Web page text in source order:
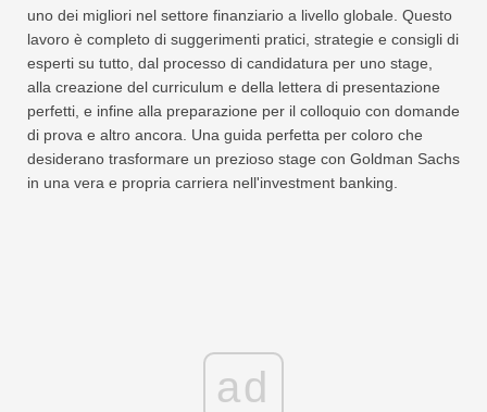
uno dei migliori nel settore finanziario a livello globale. Questo
lavoro è completo di suggerimenti pratici, strategie e consigli di
esperti su tutto, dal processo di candidatura per uno stage,
alla creazione del curriculum e della lettera di presentazione
perfetti, e infine alla preparazione per il colloquio con domande
di prova e altro ancora. Una guida perfetta per coloro che
desiderano trasformare un prezioso stage con Goldman Sachs
in una vera e propria carriera nell'investment banking.
ad